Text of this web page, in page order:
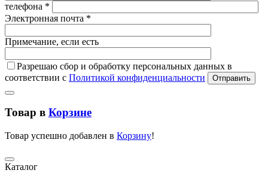
телефона *
Электронная почта *
Примечание, если есть
Разрешаю сбор и обработку персональных данных в
соответствии с Политикой конфиденциальности Отправить
Товар в Корзине
Товар успешно добавлен в Корзину!
Каталог